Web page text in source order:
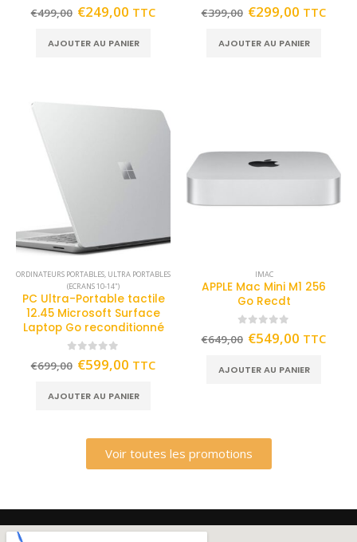
out of 5
€499,00 €249,00 TTC
AJOUTER AU PANIER
out of 5
€399,00 €299,00 TTC
AJOUTER AU PANIER
ORDINATEURS PORTABLES, ULTRA PORTABLES
(ECRANS 10-14")
PC Ultra-Portable tactile
12.45 Microsoft Surface
Laptop Go reconditionné
out of 5
€699,00 €599,00 TTC
AJOUTER AU PANIER
IMAC
APPLE Mac Mini M1 256
Go Recdt
out of 5
€649,00 €549,00 TTC
AJOUTER AU PANIER
Voir toutes les promotions